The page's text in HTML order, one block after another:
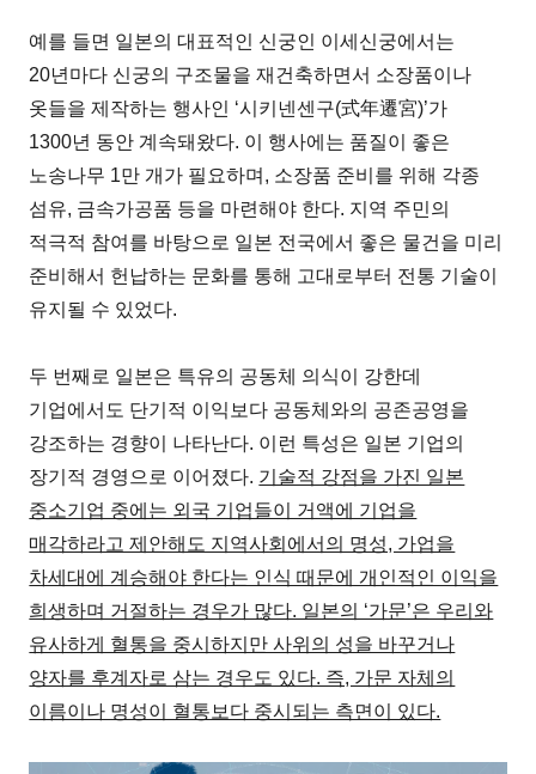
예를 들면 일본의 대표적인 신궁인 이세신궁에서는
20년마다 신궁의 구조물을 재건축하면서 소장품이나
옷들을 제작하는 행사인 ‘시키넨센구(式年遷宮)’가
1300년 동안 계속돼왔다. 이 행사에는 품질이 좋은
노송나무 1만 개가 필요하며, 소장품 준비를 위해 각종
섬유, 금속가공품 등을 마련해야 한다. 지역 주민의
적극적 참여를 바탕으로 일본 전국에서 좋은 물건을 미리
준비해서 헌납하는 문화를 통해 고대로부터 전통 기술이
유지될 수 있었다.
두 번째로 일본은 특유의 공동체 의식이 강한데
기업에서도 단기적 이익보다 공동체와의 공존공영을
강조하는 경향이 나타난다. 이런 특성은 일본 기업의
장기적 경영으로 이어졌다. 기술적 강점을 가진 일본
중소기업 중에는 외국 기업들이 거액에 기업을
매각하라고 제안해도 지역사회에서의 명성, 가업을
차세대에 계승해야 한다는 인식 때문에 개인적인 이익을
희생하며 거절하는 경우가 많다. 일본의 ‘가문’은 우리와
유사하게 혈통을 중시하지만 사위의 성을 바꾸거나
양자를 후계자로 삼는 경우도 있다. 즉, 가문 자체의
이름이나 명성이 혈통보다 중시되는 측면이 있다.